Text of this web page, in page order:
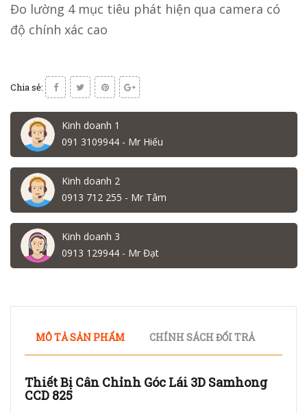
Đo lường 4 mục tiêu phát hiện qua camera có
độ chính xác cao
Chia sẻ:
Kinh doanh 1
091 3109944 - Mr Hiếu
Kinh doanh 2
0913 712 255 - Mr Tâm
Kinh doanh 3
0913 129944 - Mr Đạt
MÔ TẢ SẢN PHẨM CHÍNH SÁCH ĐỔI TRẢ
Thiết Bị Cân Chỉnh Góc Lái 3D Samhong
CCD 825